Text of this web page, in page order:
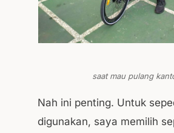
saat mau pulang
Nah ini penting. Untuk
digunakan, saya memilih